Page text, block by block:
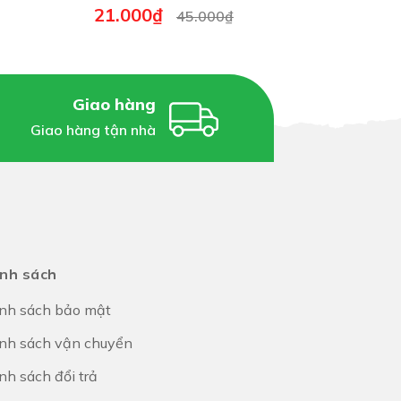
bón, bệnh trĩ.
được lên líp cao và có rãnh thoát
21.000₫ 45.000₫
Giao hàng
Giao hàng tận nhà
sách
sách bảo mật
sách vận chuyển
sách đổi trả